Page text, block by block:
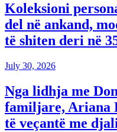
Koleksioni
del në ankand,
të shiten deri në
July 30, 2026
Nga lidhja me
familjare, Ariana
të veçantë me